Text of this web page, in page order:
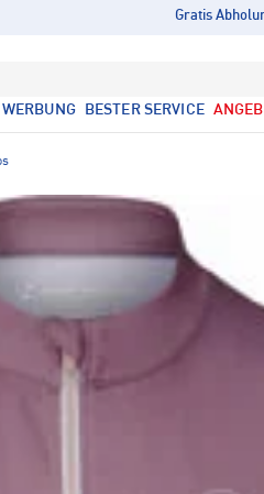
Gratis
BESTER SERVICE